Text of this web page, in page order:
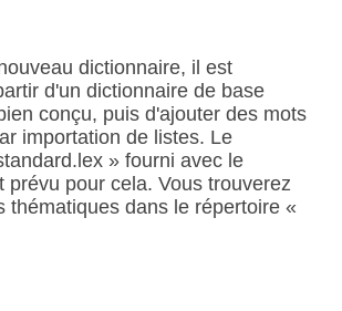
dictionnaire, il est
d'un dictionnaire de base
conçu, puis d'ajouter des mots
importation de listes. Le
» fourni avec le
prévu pour cela. Vous trouverez
thématiques dans le répertoire «